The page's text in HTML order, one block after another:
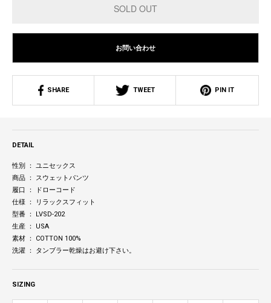
お問い合わせ
SHARE TWEET PIN IT
DETAIL
性別 ： ユニセックス
商品 ： スウェットパンツ
履口 ： ドローコード
仕様 ： リラックスフィット
型番 ： LVSD-202
生産 ： USA
素材 ： COTTON 100%
洗濯 ： タンブラー乾燥はお避け下さい。
SIZING